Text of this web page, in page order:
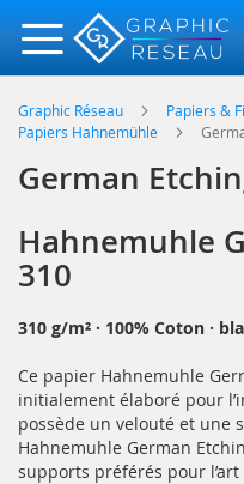
Graphic Réseau Papiers &
Papiers Hahnemühle
German
Hahnemuhle
310
310 g/m² · 100% Coton ·
Ce papier Hahnemuhle
initialement élaboré pour
possède un velouté et une
Hahnemuhle German
supports préférés pour